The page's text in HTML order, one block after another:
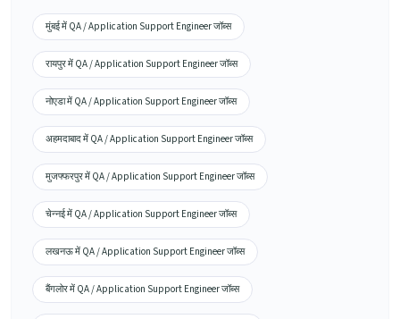
मुंबई में QA / Application Support Engineer जॉब्स
रायपुर में QA / Application Support Engineer जॉब्स
नोएडा में QA / Application Support Engineer जॉब्स
अहमदाबाद में QA / Application Support Engineer जॉब्स
मुजफ्फरपुर में QA / Application Support Engineer जॉब्स
चेन्नई में QA / Application Support Engineer जॉब्स
लखनऊ में QA / Application Support Engineer जॉब्स
बैंगलोर में QA / Application Support Engineer जॉब्स